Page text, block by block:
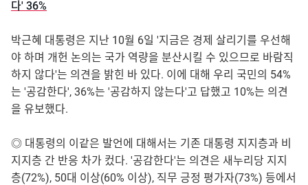
다' 36%
박근혜 대통령은 지난 10월 6일 '지금은 경제 살리기를 우선해
야 하며 개헌 논의는 국가 역량을 분산시킬 수 있으므로 바람직
하지 않다'는 의견을 밝힌 바 있다. 이에 대해 우리 국민의 54%
는 '공감한다', 36%는 '공감하지 않는다'고 답했고 10%는 의견
을 유보했다.
◎ 대통령의 이같은 발언에 대해서는 기존 대통령 지지층과 비
지지층 간 반응 차가 컸다. '공감한다'는 의견은 새누리당 지지
층(72%), 50대 이상(60% 이상), 직무 긍정 평가자(73%) 등에서